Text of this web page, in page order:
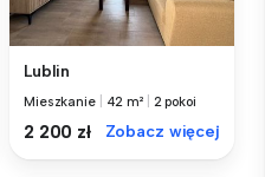
Lublin
Mieszkanie 42 m² 2 pokoi
2 200 zł Zobacz więcej